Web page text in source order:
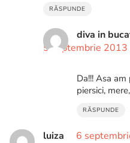
RĂSPUNDE
diva in
5 septembrie
Da!!! Asa am
piersici,
RĂSPUNDE
luiza 6